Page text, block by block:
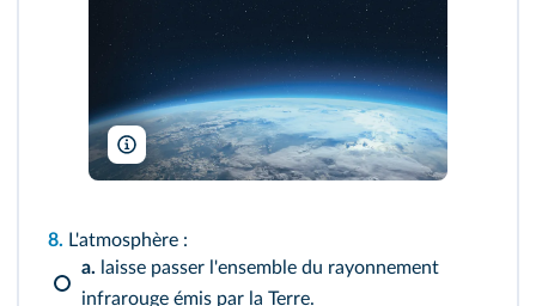
buradaki/shutterstock
8. L'atmosphère :
a. laisse passer l'ensemble du rayonnement
infrarouge émis par la Terre.